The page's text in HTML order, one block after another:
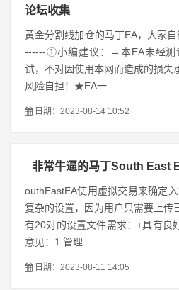
论坛收集
黄金分割线加仓的马丁EA，大
------①小编建议：→本EA未经测
试，不对因使用本网而造成的损失
风险自担！★EA一...
日期：2023-08-14 10:52
非常牛逼的马丁South East
outhEastEA使用虚拟交易来确定
复杂的设置，因为用户只需要上传
有20对的设置文件需求：+具有良
意见：1.管理...
日期：2023-08-11 14:05